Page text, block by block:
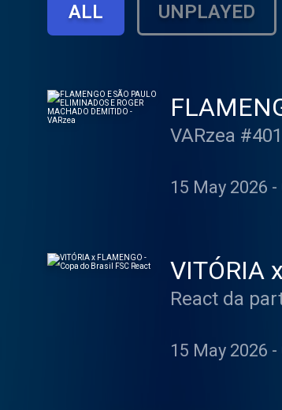
ALL UNPLAYED
VARzea #401
15 May 2026 -
VITÓRIA
React da
15 May 2026 -